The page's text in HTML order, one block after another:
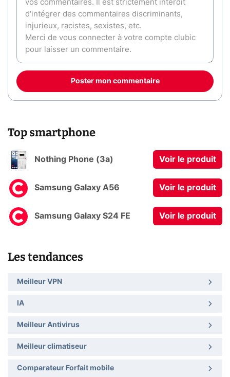
Poster mon commentaire
Top smartphone
Nothing Phone (3a) Voir le produit
Samsung Galaxy A56 Voir le produit
Samsung Galaxy S24 FE Voir le produit
Les tendances
Meilleur VPN
IA
Meilleur Antivirus
Meilleur climatiseur
Comparateur Forfait mobile